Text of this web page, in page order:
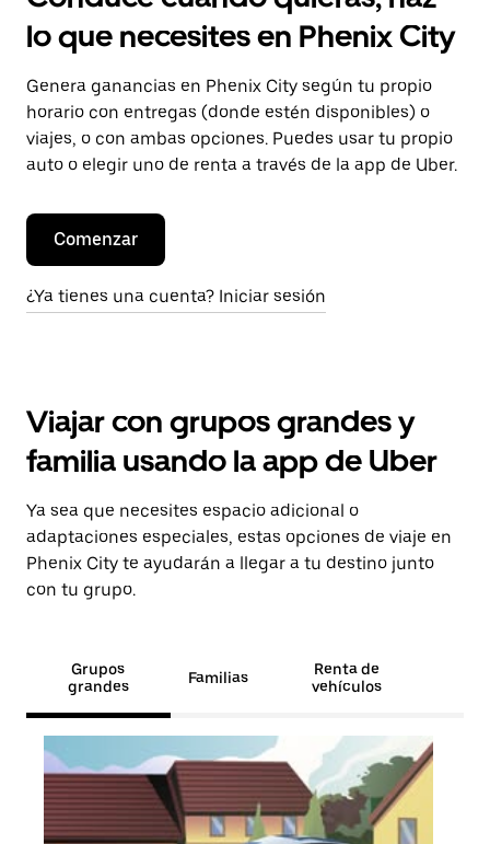
lo que necesites en Phenix City
Genera ganancias en Phenix City según tu propio
horario con entregas (donde estén disponibles) o
viajes, o con ambas opciones. Puedes usar tu propio
auto o elegir uno de renta a través de la app de Uber.
Comenzar
¿Ya tienes una cuenta? Iniciar sesión
Viajar con grupos grandes y
familia usando la app de Uber
Ya sea que necesites espacio adicional o
adaptaciones especiales, estas opciones de viaje en
Phenix City te ayudarán a llegar a tu destino junto
con tu grupo.
Grupos
grandes
Familias
Renta de
vehículos